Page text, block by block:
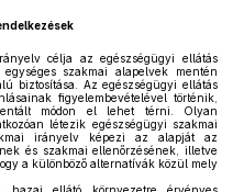
célja az egészségügyi ellátás
szakmai alapelvek mentén
biztosítása. Az egészségügyi ellátás
figyelembevételével történik,
módon el lehet térni. Olyan
létezik egészségügyi szakmai
irányelv képezi az alapját az
és szakmai ellenőrzésének, illetve
a különböző alternatívák közül mely